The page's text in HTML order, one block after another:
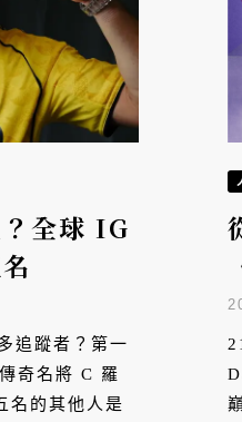
全球 IG
追蹤者？第一
奇名將 C 羅
名的其他人是